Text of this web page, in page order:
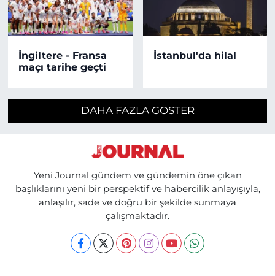
İngiltere - Fransa
maçı tarihe geçti
İstanbul'da hilal
DAHA FAZLA GÖSTER
Yeni Journal gündem ve gündemin öne çıkan
başlıklarını yeni bir perspektif ve habercilik anlayışıyla,
anlaşılır, sade ve doğru bir şekilde sunmaya
çalışmaktadır.